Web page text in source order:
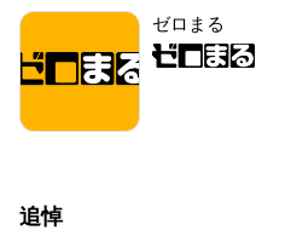
ゼロまる
追悼